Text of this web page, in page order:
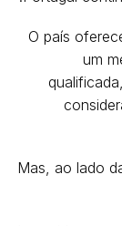
O país
um
Mas, ao lado